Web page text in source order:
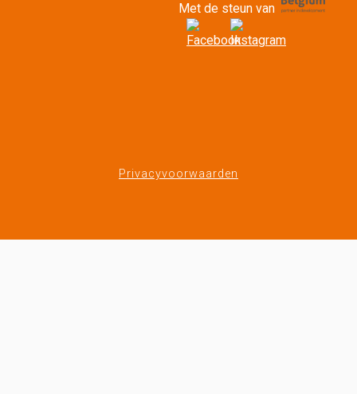
Met de steun van
Privacyvoorwaarden